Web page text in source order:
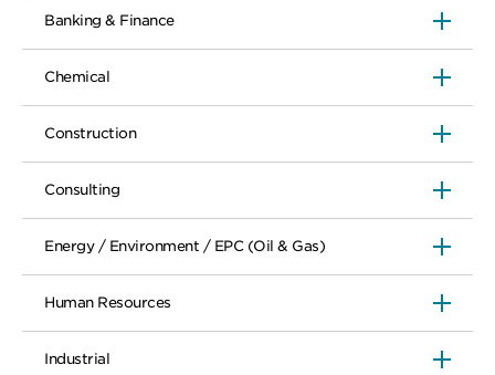
Banking & Finance
Chemical
Construction
Consulting
Energy / Environment / EPC (Oil & Gas)
Human Resources
Industrial